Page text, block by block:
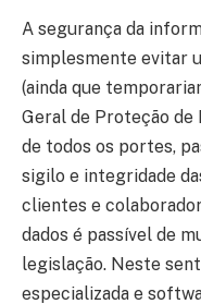
A segurança da
simplesmente evitar
(ainda que
Geral de Proteção de
de todos os portes,
sigilo e integridade
clientes e
dados é passível de
legislação. Neste
especializada e